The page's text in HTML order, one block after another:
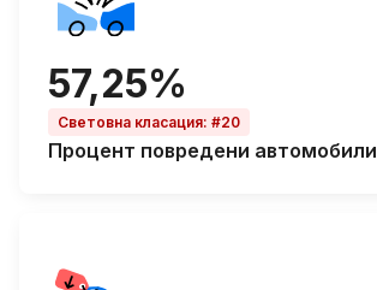
57,25%
Световна класация: #20
Процент повредени автомобили